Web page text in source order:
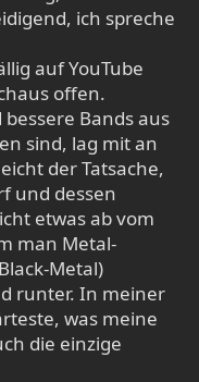
ich spreche
auf YouTube
offen.
Bands aus
sind, lag mit an
der Tatsache,
und dessen
etwas ab vom
man Metal-
Metal)
runter. In meiner
was meine
die einzige